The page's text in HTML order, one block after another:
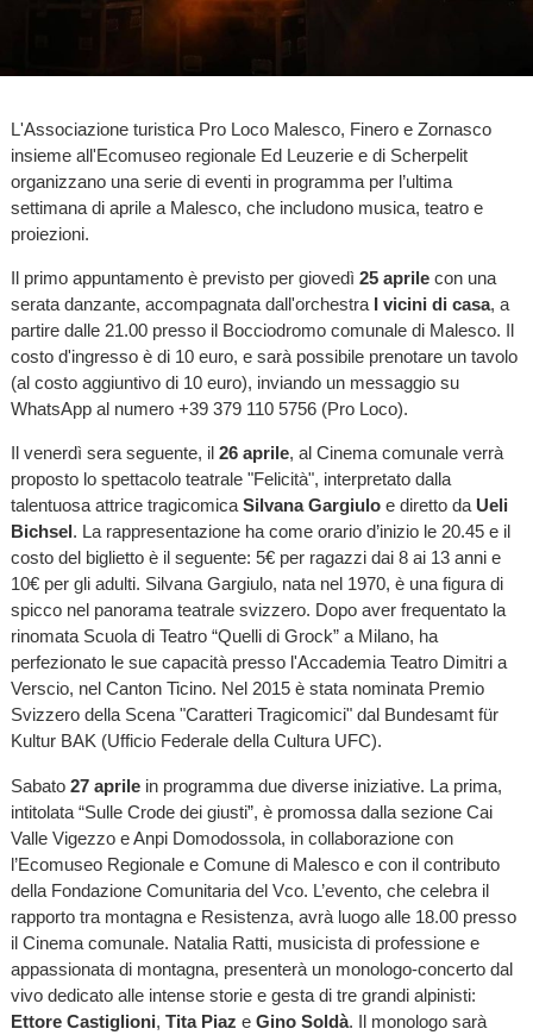
L'Associazione turistica Pro Loco Malesco, Finero e Zornasco
insieme all'Ecomuseo regionale Ed Leuzerie e di Scherpelit
organizzano una serie di eventi in programma per l’ultima
settimana di aprile a Malesco, che includono musica, teatro e
proiezioni.
Il primo appuntamento è previsto per giovedì 25 aprilecon una
serata danzante, accompagnata dall'orchestra I vicini di casa, a
partire dalle 21.00 presso il Bocciodromo comunale di Malesco. Il
costo d'ingresso è di 10 euro, e sarà possibile prenotare un tavolo
(al costo aggiuntivo di 10 euro), inviando un messaggio su
WhatsApp al numero +39 379 110 5756 (Pro Loco).
Il venerdì sera seguente, il 26 aprile, al Cinema comunale verrà
proposto lo spettacolo teatrale "Felicità", interpretato dalla
talentuosa attrice tragicomica Silvana Gargiuloe diretto da Ueli
Bichsel. La rappresentazione ha come orario d’inizio le 20.45 e il
costo del biglietto è il seguente: 5€ per ragazzi dai 8 ai 13 anni e
10€ per gli adulti. Silvana Gargiulo, nata nel 1970, è una figura di
spicco nel panorama teatrale svizzero. Dopo aver frequentato la
rinomata Scuola di Teatro “Quelli di Grock” a Milano, ha
perfezionato le sue capacità presso l'Accademia Teatro Dimitri a
Verscio, nel Canton Ticino. Nel 2015 è stata nominata Premio
Svizzero della Scena "Caratteri Tragicomici" dal Bundesamt für
Kultur BAK (Ufficio Federale della Cultura UFC).
Sabato 27 aprilein programma due diverse iniziative. La prima,
intitolata “Sulle Crode dei giusti”, è promossa dalla sezione Cai
Valle Vigezzo e Anpi Domodossola, in collaborazione con
l’Ecomuseo Regionale e Comune di Malesco e con il contributo
della Fondazione Comunitaria del Vco. L’evento, che celebra il
rapporto tra montagna e Resistenza, avrà luogo alle 18.00 presso
il Cinema comunale. Natalia Ratti, musicista di professione e
appassionata di montagna, presenterà un monologo-concerto dal
vivo dedicato alle intense storie e gesta di tre grandi alpinisti:
Ettore Castiglioni, Tita Piaz e Gino Soldà. Il monologo sarà